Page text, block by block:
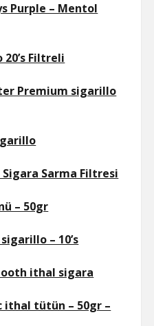
Purple – Mentol
Filtreli
Premium sigarillo
Sarma Filtresi
– 50gr
– 10’s
ithal sigara
ithal tütün – 50gr –